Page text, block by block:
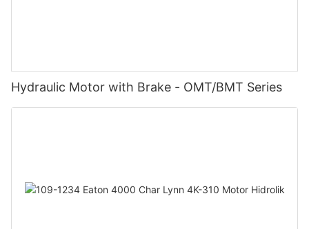
Hydraulic Motor with Brake - OMT/BMT Series